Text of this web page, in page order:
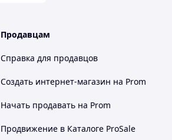
Продавцам
Справка для продавцов
Создать интернет-магазин на Prom
Начать продавать на Prom
Продвижение в Каталоге ProSale